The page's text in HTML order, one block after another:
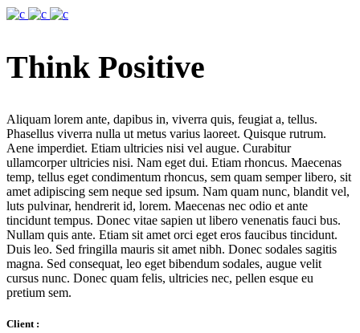
Think Positive
Aliquam lorem ante, dapibus in, viverra quis, feugiat a, tellus.
Phasellus viverra nulla ut metus varius laoreet. Quisque rutrum.
Aene imperdiet. Etiam ultricies nisi vel augue. Curabitur
ullamcorper ultricies nisi. Nam eget dui. Etiam rhoncus. Maecenas
temp, tellus eget condimentum rhoncus, sem quam semper libero, sit
amet adipiscing sem neque sed ipsum. Nam quam nunc, blandit vel,
luts pulvinar, hendrerit id, lorem. Maecenas nec odio et ante
tincidunt tempus. Donec vitae sapien ut libero venenatis fauci bus.
Nullam quis ante. Etiam sit amet orci eget eros faucibus tincidunt.
Duis leo. Sed fringilla mauris sit amet nibh. Donec sodales sagitis
magna. Sed consequat, leo eget bibendum sodales, augue velit
cursus nunc. Donec quam felis, ultricies nec, pellen esque eu
pretium sem.
Client :